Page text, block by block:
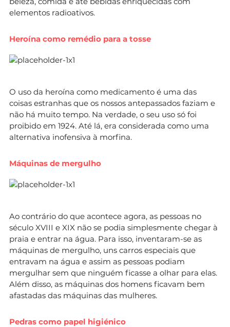
elementos radioativos.
Heroína como remédio para a tosse
O uso da heroína como medicamento é uma das
coisas estranhas que os nossos antepassados faziam e
não há muito tempo. Na verdade, o seu uso só foi
proibido em 1924. Até lá, era considerada como uma
alternativa inofensiva à morfina.
Máquinas de mergulho
Ao contrário do que acontece agora, as pessoas no
século XVIII e XIX não se podia simplesmente chegar à
praia e entrar na água. Para isso, inventaram-se as
máquinas de mergulho, uns carros especiais que
entravam na água e assim as pessoas podiam
mergulhar sem que ninguém ficasse a olhar para elas.
Além disso, as máquinas dos homens ficavam bem
afastadas das máquinas das mulheres.
Pedras como papel higiénico